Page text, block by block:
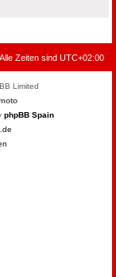
Alle Zeiten sind UTC+02:00
Limited
phpBB Spain